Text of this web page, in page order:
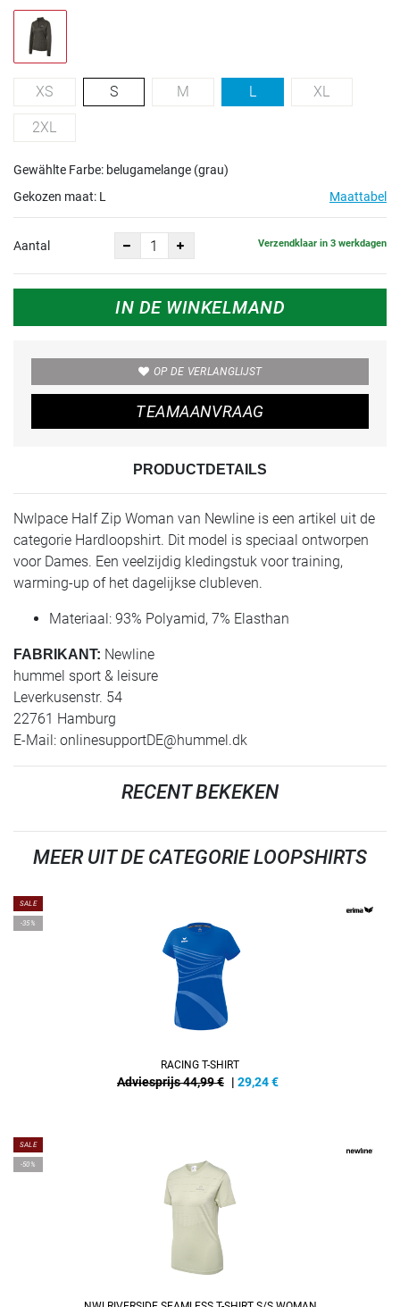
XS S M L XL
2XL
Gewählte Farbe: belugamelange (grau)
Gekozen maat: L Maattabel
Aantal Verzendklaar in 3 werkdagen
IN DE WINKELMAND
OP DE VERLANGLIJST
TEAMAANVRAAG
PRODUCTDETAILS
Nwlpace Half Zip Woman van Newline is een artikel uit de
categorie Hardloopshirt. Dit model is speciaal ontworpen
voor Dames. Een veelzijdig kledingstuk voor training,
warming-up of het dagelijkse clubleven.
Materiaal: 93% Polyamid, 7% Elasthan
FABRIKANT: Newline
hummel sport & leisure
Leverkusenstr. 54
22761 Hamburg
E-Mail: onlinesupportDE@hummel.dk
RECENT BEKEKEN
MEER UIT DE CATEGORIE LOOPSHIRTS
SALE
-35%
RACING T-SHIRT
Adviesprijs 44,99 € | 29,24€
SALE
-50%